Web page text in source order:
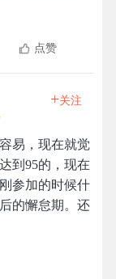
点赞
+关注
易，现在就觉
到95的，现在
参加的时候什
的懈怠期。还